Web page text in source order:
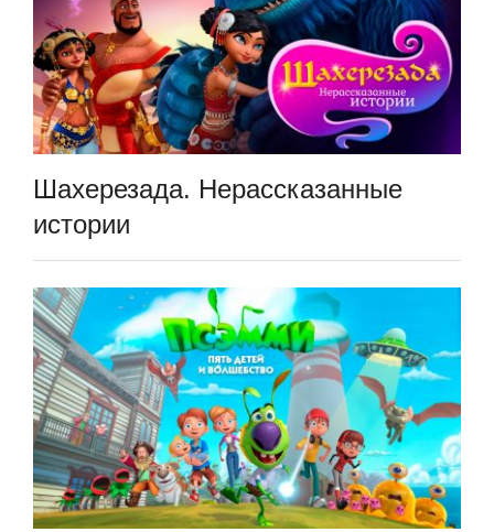
Шахерезада. Нерассказанные
истории